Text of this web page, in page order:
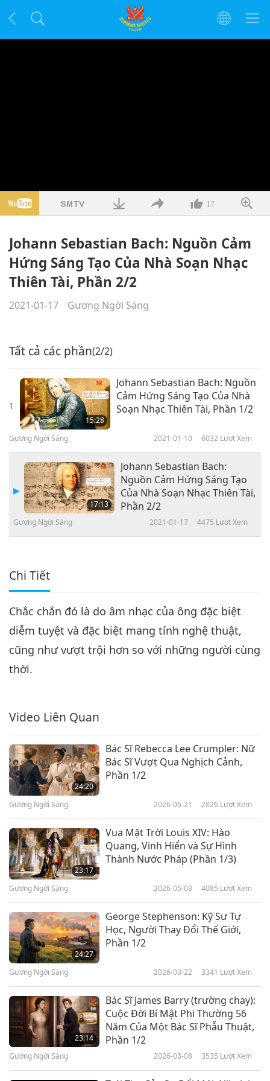
17
Johann Sebastian Bach: Nguồn Cảm
Hứng Sáng Tạo Của Nhà Soạn Nhạc
Thiên Tài, Phần 2/2
2021-01-17 Gương Ngời Sáng
Tất cả các phần(2/2)
1
15:28
Johann Sebastian Bach: Nguồn
Cảm Hứng Sáng Tạo Của Nhà
Soạn Nhạc Thiên Tài, Phần 1/2
Gương Ngời Sáng 2021-01-10 6032 Lượt Xem
17:13
Johann Sebastian Bach:
Nguồn Cảm Hứng Sáng Tạo
Của Nhà Soạn Nhạc Thiên Tài,
Phần 2/2
Gương Ngời Sáng 2021-01-17 4475 Lượt Xem
Chi Tiết
Chắc chắn đó là do âm nhạc của ông đặc biệt
diễm tuyệt và đặc biệt mang tính nghệ thuật,
cũng như vượt trội hơn so với những người cùng
thời.
Video Liên Quan
24:20
Bác Sĩ Rebecca Lee Crumpler: Nữ
Bác Sĩ Vượt Qua Nghịch Cảnh,
Phần 1/2
Gương Ngời Sáng 2026-06-21 2826 Lượt Xem
23:17
Vua Mặt Trời Louis XIV: Hào
Quang, Vinh Hiển và Sự Hình
Thành Nước Pháp (Phần 1/3)
Gương Ngời Sáng 2026-05-03 4085 Lượt Xem
24:27
George Stephenson: Kỹ Sư Tự
Học, Người Thay Đổi Thế Giới,
Phần 1/2
Gương Ngời Sáng 2026-03-22 3341 Lượt Xem
23:14
Bác Sĩ James Barry (trường chay):
Cuộc Đời Bí Mật Phi Thường 56
Năm Của Một Bác Sĩ Phẫu Thuật,
Phần 1/2
Gương Ngời Sáng 2026-03-08 3535 Lượt Xem